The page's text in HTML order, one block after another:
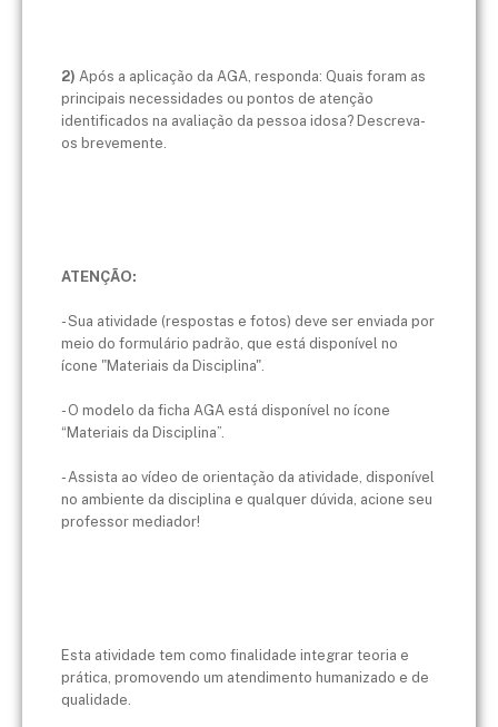
2) Após a aplicação da AGA, responda: Quais foram as
principais necessidades ou pontos de atenção
identificados na avaliação da pessoa idosa? Descreva-
os brevemente.
ATENÇÃO:
​- Sua atividade (respostas e fotos) deve ser enviada por
meio do formulário padrão, que está disponível no
ícone "Materiais da Disciplina".
- O modelo da ficha AGA está disponível no ícone
“Materiais da Disciplina”.
- Assista ao vídeo de orientação da atividade, disponível
no ambiente da disciplina e qualquer dúvida, acione seu
professor mediador!
​Esta atividade tem como finalidade integrar teoria e
prática, promovendo um atendimento humanizado e de
qualidade.